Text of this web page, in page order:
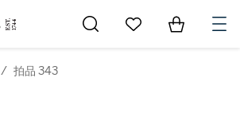
Go to My Favorites
Items in
/ 拍品 343